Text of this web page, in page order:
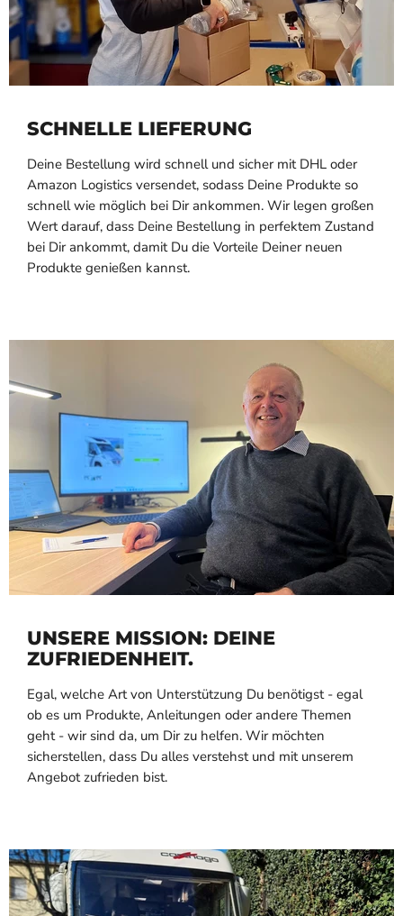
SCHNELLE LIEFERUNG
Deine Bestellung wird schnell und sicher mit DHL oder
Amazon Logistics versendet, sodass Deine Produkte so
schnell wie möglich bei Dir ankommen. Wir legen großen
Wert darauf, dass Deine Bestellung in perfektem Zustand
bei Dir ankommt, damit Du die Vorteile Deiner neuen
Produkte genießen kannst.
UNSERE MISSION: DEINE
ZUFRIEDENHEIT.
Egal, welche Art von Unterstützung Du benötigst - egal
ob es um Produkte, Anleitungen oder andere Themen
geht - wir sind da, um Dir zu helfen. Wir möchten
sicherstellen, dass Du alles verstehst und mit unserem
Angebot zufrieden bist.